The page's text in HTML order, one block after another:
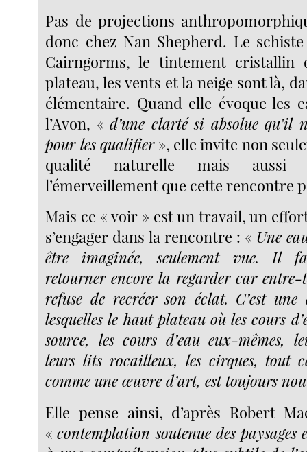
Pas de projections
donc chez Nan Shepherd. Le
Cairngorms, le tintement cristallin
plateau, les vents et la neige sont là,
élémentaire. Quand elle évoque les
l’Avon, «d’une clarté si absolue qu’il
pour les qualifier», elle invite non
qualité naturelle mais aussi
l’émerveillement que cette rencontre
Mais ce « voir » est un travail, un
s’engager dans la rencontre : « Une
être imaginée, seulement vue. Il
retourner encore la regarder car entre-
refuse de recréer son éclat. C’est
lesquelles le haut plateau où les cours
source, les cours d’eau eux-mêmes,
leurs lits rocailleux, les cirques, tout
comme une œuvre d’art, est toujours
Elle pense ainsi, d’après Robert
«contemplation soutenue des